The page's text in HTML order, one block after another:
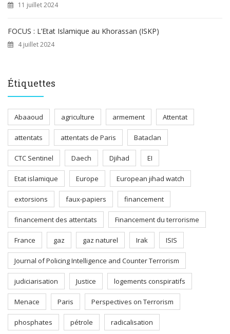
11 juillet 2024
FOCUS : L’Etat Islamique au Khorassan (ISKP)
4 juillet 2024
Étiquettes
Abaaoud agriculture armement Attentat
attentats attentats de Paris Bataclan
CTC Sentinel Daech Djihad EI
Etat islamique Europe European jihad watch
extorsions faux-papiers financement
financement des attentats Financement du terrorisme
France gaz gaz naturel Irak ISIS
Journal of Policing Intelligence and Counter Terrorism
judiciarisation Justice logements conspiratifs
Menace Paris Perspectives on Terrorism
phosphates pétrole radicalisation